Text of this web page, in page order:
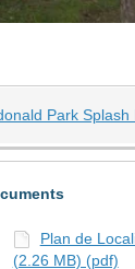
Park Splash
Plan de
(2.26 MB) (pdf)